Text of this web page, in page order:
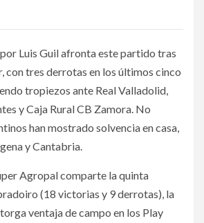
Luis Guil afronta este partido tras
con tres derrotas en los últimos cinco
tropiezos ante Real Valladolid,
y Caja Rural CB Zamora. No
han mostrado solvencia en casa,
y Cantabria.
Agropal comparte la quinta
(18 victorias y 9 derrotas), la
ventaja de campo en los Play